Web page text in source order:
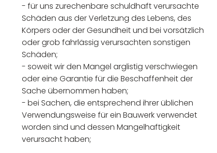
- für uns zurechenbare schuldhaft verursachte
Schäden aus der Verletzung des Lebens, des
Körpers oder der Gesundheit und bei vorsätzlich
oder grob fahrlässig verursachten sonstigen
Schäden;
- soweit wir den Mangel arglistig verschwiegen
oder eine Garantie für die Beschaffenheit der
Sache übernommen haben;
- bei Sachen, die entsprechend ihrer üblichen
Verwendungsweise für ein Bauwerk verwendet
worden sind und dessen Mangelhaftigkeit
verursacht haben;